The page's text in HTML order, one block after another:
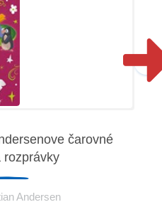
čarovné
rozprávky
Andersen